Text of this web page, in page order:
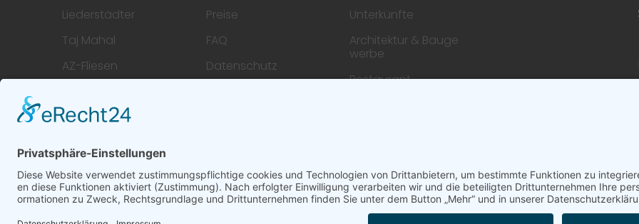
Liederstädter
Taj Mahal
AZ-Fliesen
Preise
FAQ
Datenschutz
Unterkünfte
Architektur & Bauge
werbe
Restaurant